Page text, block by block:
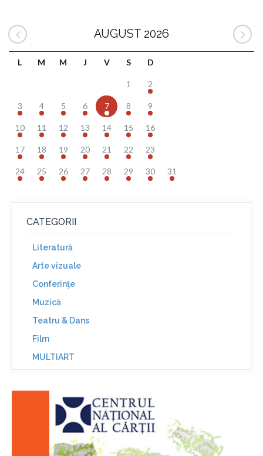
AUGUST 2026
L M M J V S D
1 2
3 4 5 6 7 8 9
10 11 12 13 14 15 16
17 18 19 20 21 22 23
24 25 26 27 28 29 30 31
CATEGORII
Literatură
Arte vizuale
Conferinţe
Muzică
Teatru & Dans
Film
MULTIART